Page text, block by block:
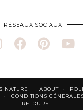
RÉSEAUX SOCIAUX
NATURE ABOUT
CONDITIONS
RETOURS